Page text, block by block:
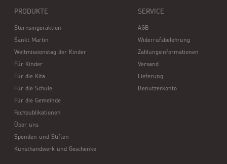
PRODUKTE
Sternsingeraktion
Sankt Martin
Weltmissionstag der Kinder
Für Kinder
Für die Kita
Für die Schule
Für die Gemeinde
Fachpublikationen
Über uns
Spenden und Stiften
Kunsthandwerk und Geschenke
SERVICE
AGB
Widerrufsbelehrung
Zahlungsinformationen
Versand
Lieferung
Benutzerkonto